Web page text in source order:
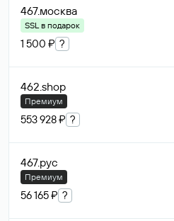
467.москва
SSL в подарок
1 500 ₽ ?
462.shop
Премиум
553 928 ₽ ?
467.рус
Премиум
56 165 ₽ ?